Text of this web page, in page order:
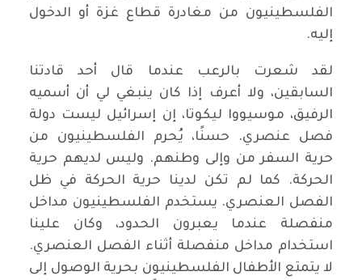
الفلسطينيون من مغادرة قطاع غزة أو الدخول
إليه.
لقد شعرت بالرعب عندما قال أحد قادتنا
السابقين، ولا أعرف إذا كان ينبغي لي أن أسميه
الرفيق، موسيووا ليكوتا، إن إسرائيل ليست دولة
فصل عنصري. حسنًا، يُحرم الفلسطينيون من
حرية السفر من وإلى وطنهم. وليس لديهم حرية
الحركة. كما لم تكن لدينا حرية الحركة في ظل
الفصل العنصري. يستخدم الفلسطينيون مداخل
منفصلة عندما يعبرون الحدود، وكان علينا
استخدام مداخل منفصلة أثناء الفصل العنصري.
لا يتمتع الأطفال الفلسطينيون بحرية الوصول إلى